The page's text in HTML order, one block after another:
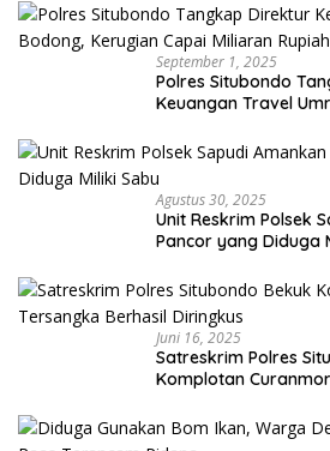
September 1, 2025
Polres Situbondo
Keuangan Travel
Agustus 30, 2025
Unit Reskrim Polsek
Pancor yang Diduga
Juni 16, 2025
Satreskrim Polres
Komplotan